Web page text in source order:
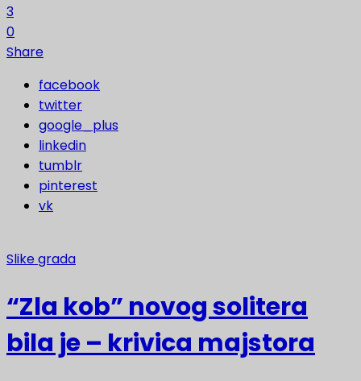
3
0
Share
facebook
twitter
google_plus
linkedin
tumblr
pinterest
vk
Slike grada
“Zla kob” novog solitera
bila je – krivica majstora